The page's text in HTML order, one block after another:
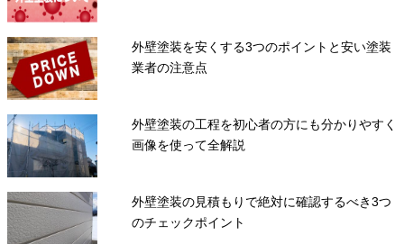
外壁塗装を安くする3つのポイントと安い塗装
業者の注意点
外壁塗装の工程を初心者の方にも分かりやすく
画像を使って全解説
外壁塗装の見積もりで絶対に確認するべき3つ
のチェックポイント